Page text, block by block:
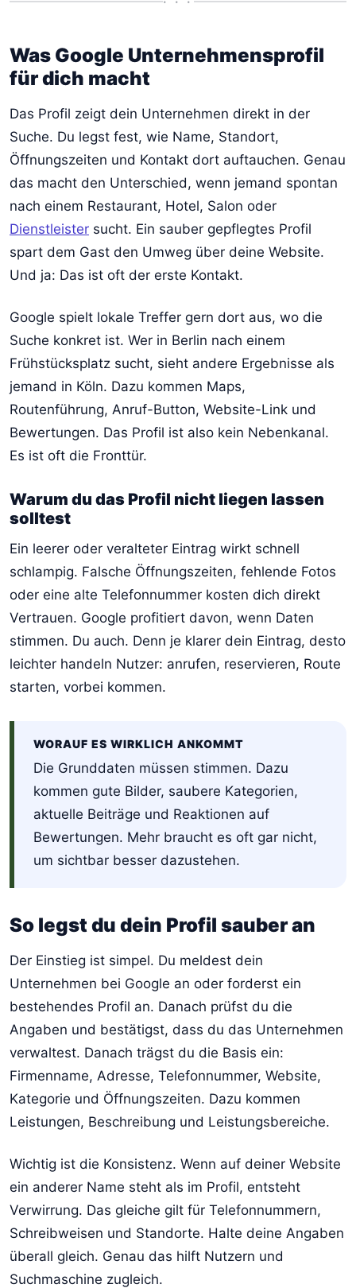
Was Google Unternehmensprofil
für dich macht
Das Profil zeigt dein Unternehmen direkt in der
Suche. Du legst fest, wie Name, Standort,
Öffnungszeiten und Kontakt dort auftauchen. Genau
das macht den Unterschied, wenn jemand spontan
nach einem Restaurant, Hotel, Salon oder
Dienstleister sucht. Ein sauber gepflegtes Profil
spart dem Gast den Umweg über deine Website.
Und ja: Das ist oft der erste Kontakt.
Google spielt lokale Treffer gern dort aus, wo die
Suche konkret ist. Wer in Berlin nach einem
Frühstücksplatz sucht, sieht andere Ergebnisse als
jemand in Köln. Dazu kommen Maps,
Routenführung, Anruf-Button, Website-Link und
Bewertungen. Das Profil ist also kein Nebenkanal.
Es ist oft die Fronttür.
Warum du das Profil nicht liegen lassen
solltest
Ein leerer oder veralteter Eintrag wirkt schnell
schlampig. Falsche Öffnungszeiten, fehlende Fotos
oder eine alte Telefonnummer kosten dich direkt
Vertrauen. Google profitiert davon, wenn Daten
stimmen. Du auch. Denn je klarer dein Eintrag, desto
leichter handeln Nutzer: anrufen, reservieren, Route
starten, vorbei kommen.
WORAUF ES WIRKLICH ANKOMMT
Die Grunddaten müssen stimmen. Dazu
kommen gute Bilder, saubere Kategorien,
aktuelle Beiträge und Reaktionen auf
Bewertungen. Mehr braucht es oft gar nicht,
um sichtbar besser dazustehen.
So legst du dein Profil sauber an
Der Einstieg ist simpel. Du meldest dein
Unternehmen bei Google an oder forderst ein
bestehendes Profil an. Danach prüfst du die
Angaben und bestätigst, dass du das Unternehmen
verwaltest. Danach trägst du die Basis ein:
Firmenname, Adresse, Telefonnummer, Website,
Kategorie und Öffnungszeiten. Dazu kommen
Leistungen, Beschreibung und Leistungsbereiche.
Wichtig ist die Konsistenz. Wenn auf deiner Website
ein anderer Name steht als im Profil, entsteht
Verwirrung. Das gleiche gilt für Telefonnummern,
Schreibweisen und Standorte. Halte deine Angaben
überall gleich. Genau das hilft Nutzern und
Suchmaschine zugleich.